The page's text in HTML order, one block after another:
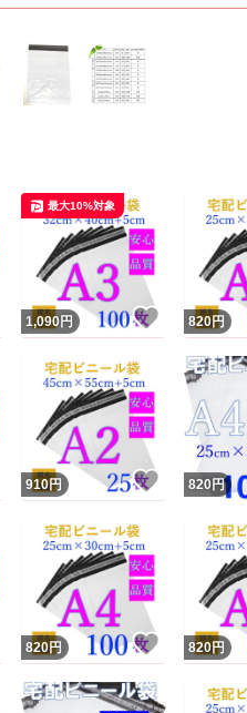
いいね！
1,090 円 いいね！
最大10%対象
820円
いいね！
910円 いいね！
820円
いいね！
820円 いいね！
820円